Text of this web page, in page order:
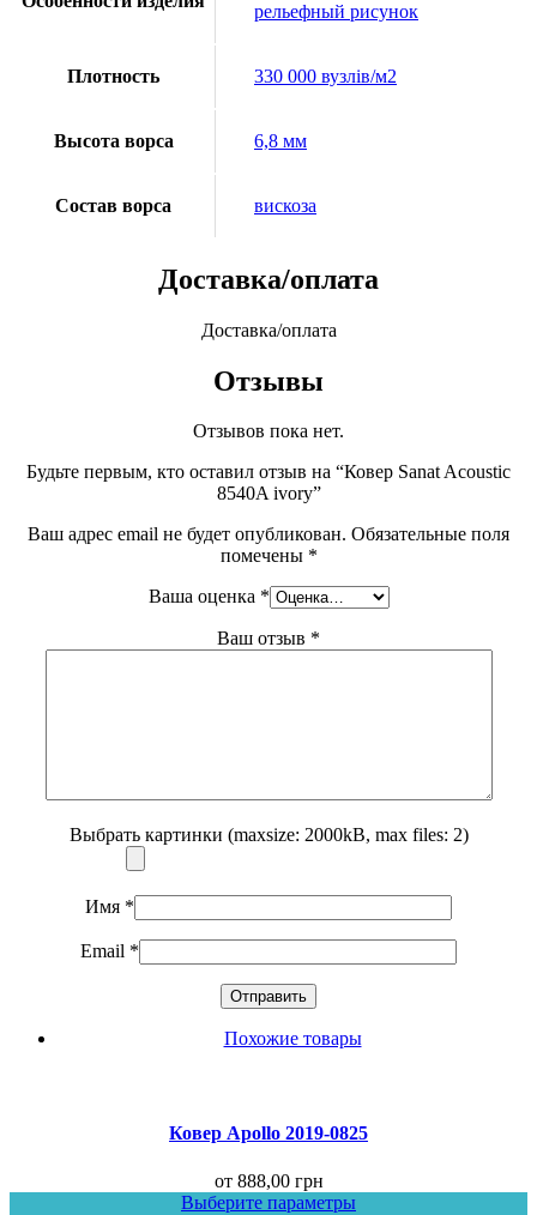
рельефный рисунок
Плотность 330 000 вузлів/м2
Высота ворса 6,8 мм
Состав ворса вискоза
Доставка/оплата
Доставка/оплата
Отзывы
Отзывов пока нет.
Будьте первым, кто оставил отзыв на “Ковер Sanat Acoustic
8540A ivory”
Ваш адрес email не будет опубликован. Обязательные поля
помечены *
Ваша оценка *
Ваш отзыв *
Выбрать картинки (maxsize: 2000kB, max files: 2)
Имя *
Email *
Похожие товары
Ковер Аpollo 2019-0825
от 888,00 грн
Выберите параметры